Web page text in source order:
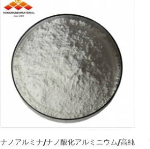
ナノアルミナ/ナノ酸化アルミニウム/高純